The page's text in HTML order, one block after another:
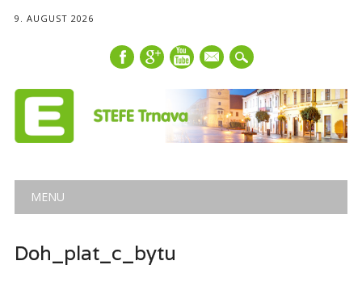
9. AUGUST 2026
mail
Main menu
MENU
Doh_plat_c_bytu